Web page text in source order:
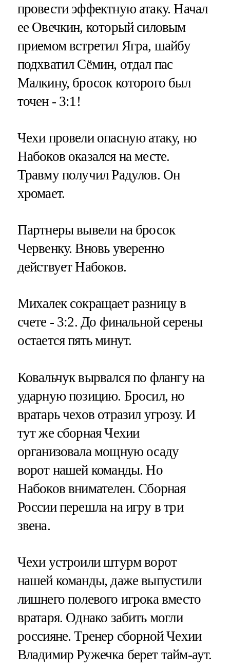
провести эффектную атаку. Начал
ее Овечкин, который силовым
приемом встретил Ягра, шайбу
подхватил Сёмин, отдал пас
Малкину, бросок которого был
точен - 3:1!
Чехи провели опасную атаку, но
Набоков оказался на месте.
Травму получил Радулов. Он
хромает.
Партнеры вывели на бросок
Червенку. Вновь уверенно
действует Набоков.
Михалек сокращает разницу в
счете - 3:2. До финальной серены
остается пять минут.
Ковальчук вырвался по флангу на
ударную позицию. Бросил, но
вратарь чехов отразил угрозу. И
тут же сборная Чехии
организовала мощную осаду
ворот нашей команды. Но
Набоков внимателен. Сборная
России перешла на игру в три
звена.
Чехи устроили штурм ворот
нашей команды, даже выпустили
лишнего полевого игрока вместо
вратаря. Однако забить могли
россияне. Тренер сборной Чехии
Владимир Ружечка берет тайм-аут.